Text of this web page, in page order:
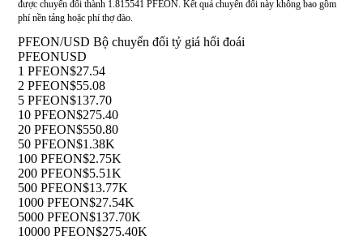
được chuyển đổi thành 1.815541 PFEON. Kết quả chuyển đổi này không bao gồm
phí nền tảng hoặc phí thợ đào.
PFEON/USD Bộ chuyển đổi tỷ giá hối đoái
PFEONUSD
1 PFEON$27.54
2 PFEON$55.08
5 PFEON$137.70
10 PFEON$275.40
20 PFEON$550.80
50 PFEON$1.38K
100 PFEON$2.75K
200 PFEON$5.51K
500 PFEON$13.77K
1000 PFEON$27.54K
5000 PFEON$137.70K
10000 PFEON$275.40K